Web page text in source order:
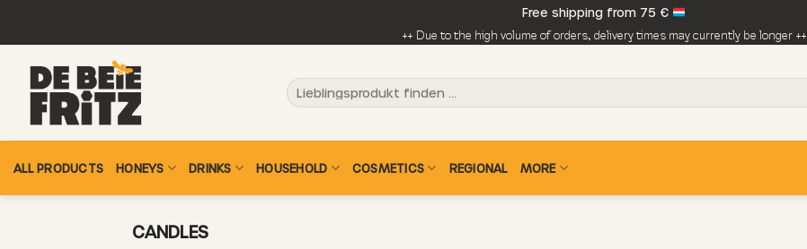
Free shipping from 75 €
++ Due to the high volume of orders, delivery times may currently be longer ++
Search
for:
ALL PRODUCTS HONEYS DRINKS HOUSEHOLD COSMETICS REGIONAL MORE
CANDLES